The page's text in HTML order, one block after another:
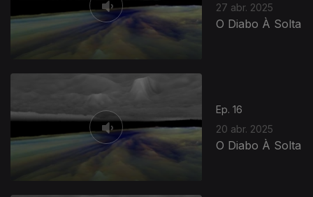
27 abr. 2025
O Diabo À Solta
Ep. 16
20 abr. 2025
O Diabo À Solta